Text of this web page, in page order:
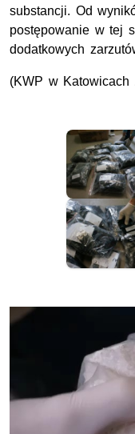
substancji. Od
postępowanie w tej
dodatkowych
(KWP w Katowicach